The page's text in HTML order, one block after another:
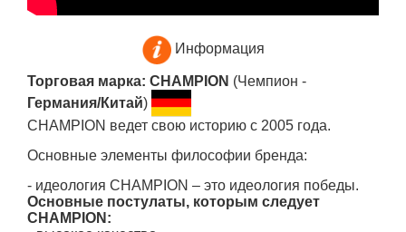
Информация
Торговая марка: CHAMPION (Чемпион -
Германия/Китай)
CHAMPION ведет свою историю с 2005 года.
Основные элементы философии бренда:
- идеология CHAMPION – это идеология победы.
Основные постулаты, которым следует
CHAMPION: